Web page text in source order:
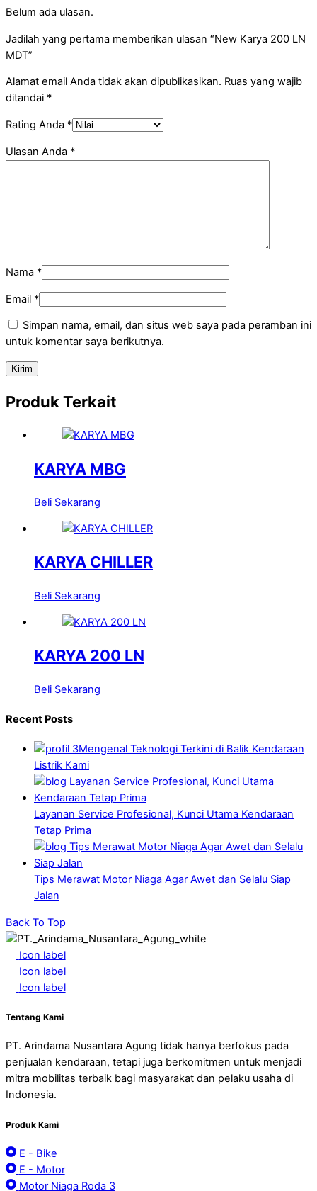
Belum ada ulasan.
Jadilah yang pertama memberikan ulasan “New Karya 200 LN
MDT”
Alamat email Anda tidak akan dipublikasikan. Ruas yang wajib
ditandai *
Rating Anda *
Ulasan Anda *
Nama *
Email *
Simpan nama, email, dan situs web saya pada peramban ini
untuk komentar saya berikutnya.
Produk Terkait
KARYA MBG
Beli Sekarang
KARYA CHILLER
Beli Sekarang
KARYA 200 LN
Beli Sekarang
Recent Posts
Mengenal Teknologi Terkini di Balik Kendaraan
Listrik Kami
Layanan Service Profesional, Kunci Utama Kendaraan
Tetap Prima
Tips Merawat Motor Niaga Agar Awet dan Selalu Siap
Jalan
Back To Top
Icon label
Icon label
Icon label
Tentang Kami
PT. Arindama Nusantara Agung tidak hanya berfokus pada
penjualan kendaraan, tetapi juga berkomitmen untuk menjadi
mitra mobilitas terbaik bagi masyarakat dan pelaku usaha di
Indonesia.
Produk Kami
E - Bike
E - Motor
Motor Niaga Roda 3